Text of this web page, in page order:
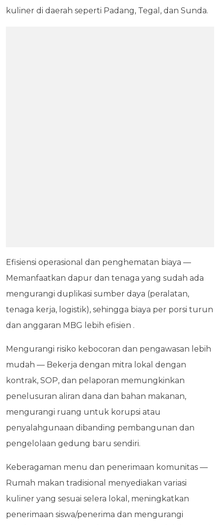
kuliner di daerah seperti Padang, Tegal, dan Sunda.
Efisiensi operasional dan penghematan biaya —
Memanfaatkan dapur dan tenaga yang sudah ada
mengurangi duplikasi sumber daya (peralatan,
tenaga kerja, logistik), sehingga biaya per porsi turun
dan anggaran MBG lebih efisien .
Mengurangi risiko kebocoran dan pengawasan lebih
mudah — Bekerja dengan mitra lokal dengan
kontrak, SOP, dan pelaporan memungkinkan
penelusuran aliran dana dan bahan makanan,
mengurangi ruang untuk korupsi atau
penyalahgunaan dibanding pembangunan dan
pengelolaan gedung baru sendiri.
Keberagaman menu dan penerimaan komunitas —
Rumah makan tradisional menyediakan variasi
kuliner yang sesuai selera lokal, meningkatkan
penerimaan siswa/penerima dan mengurangi